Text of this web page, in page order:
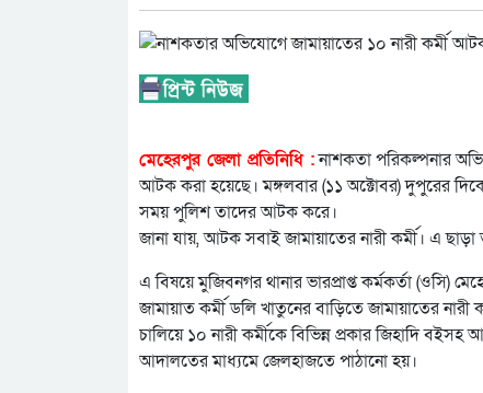
মেহেরপুর জেলা প্রতিনিধি :নাশকতা পরিকল্পনার
আটক করা হয়েছে। মঙ্গলবার (১১ অক্টোবর) দুপুরের
সময় পুলিশ তাদের আটক করে।
জানা যায়, আটক সবাই জামায়াতের নারী কর্মী। এ
এ বিষয়ে মুজিবনগর থানার ভারপ্রাপ্ত কর্মকর্তা (ওসি)
জামায়াত কর্মী ডলি খাতুনের বাড়িতে জামায়াতের
চালিয়ে ১০ নারী কর্মীকে বিভিন্ন প্রকার জিহাদি
আদালতের মাধ্যমে জেলহাজতে পাঠানো হয়।